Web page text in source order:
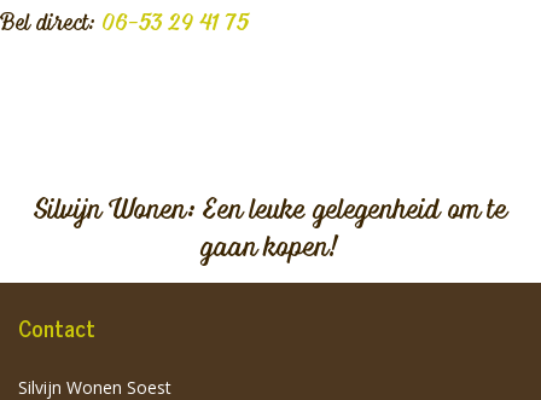
Bel direct: 06-53 29 41 75
Silvijn Wonen: Een leuke gelegenheid om te
gaan kopen!
Contact
Silvijn Wonen Soest